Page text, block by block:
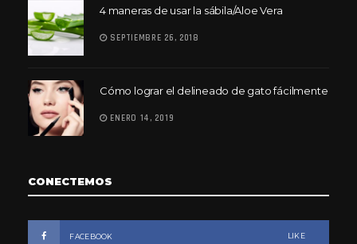
4 maneras de usar la sábila/Aloe Vera
SEPTIEMBRE 26, 2018
Cómo lograr el delineado de gato fácilmente
ENERO 14, 2019
CONECTEMOS
FACEBOOK LIKE